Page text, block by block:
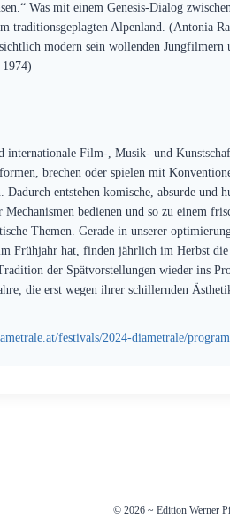
Was mit einem Genesis-Dialog
traditionsgeplagten Alpenland. (Antonia
modern sein wollenden
Film-, Musik- und
brechen oder spielen mit
entstehen komische, absurde
bedienen und so zu einem
Themen. Gerade in unserer
Frühjahr hat, finden jährlich im
der Spätvorstellungen wieder ins
die erst wegen ihrer schillernden
festivals/2024-diametrale/
© 2026 ~ Edition Werner